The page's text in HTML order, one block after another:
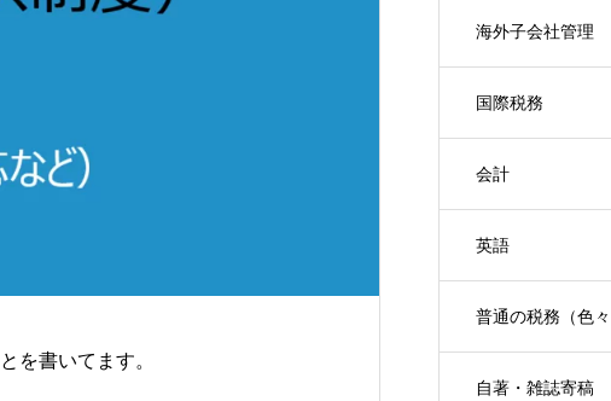
海外子会社管理
国際税務
会計
英語
普通の税務（色々
自著・雑誌寄稿
を書いてます。